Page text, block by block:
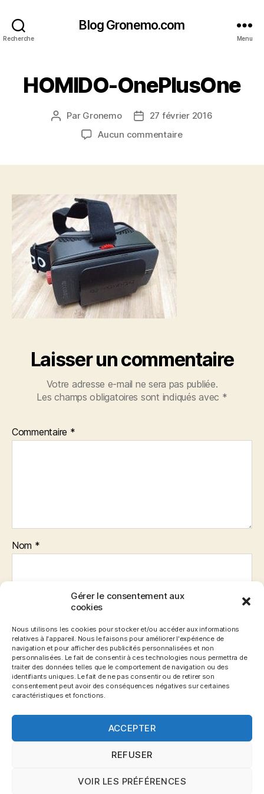
Gérer le consentement aux
cookies
Nous utilisons les cookies pour stocker et/ou accéder aux informations
relatives à l'appareil. Nous le faisons pour améliorer l'expérience de
navigation et pour afficher des publicités personnalisées et non
personnalisées. Le fait de consentir à ces technologies nous permettra de
traiter des données telles que le comportement de navigation ou des
identifiants uniques. Le fait de ne pas consentir ou de retirer son
consentement peut avoir des conséquences négatives sur certaines
caractéristiques et fonctions.
ACCEPTER
REFUSER
VOIR LES PRÉFÉRENCES
Recherche
Blog Gronemo.com
Menu
HOMIDO-OnePlusOne
Auteur
l’article
Par Gronemo
Date27 février 2016
Aucun commentairesur
Laisser un commentaire
Votre adresse e-mail ne sera pas publiée.
Les champs obligatoires sont indiqués avec *
Commentaire *
Nom *
Site web